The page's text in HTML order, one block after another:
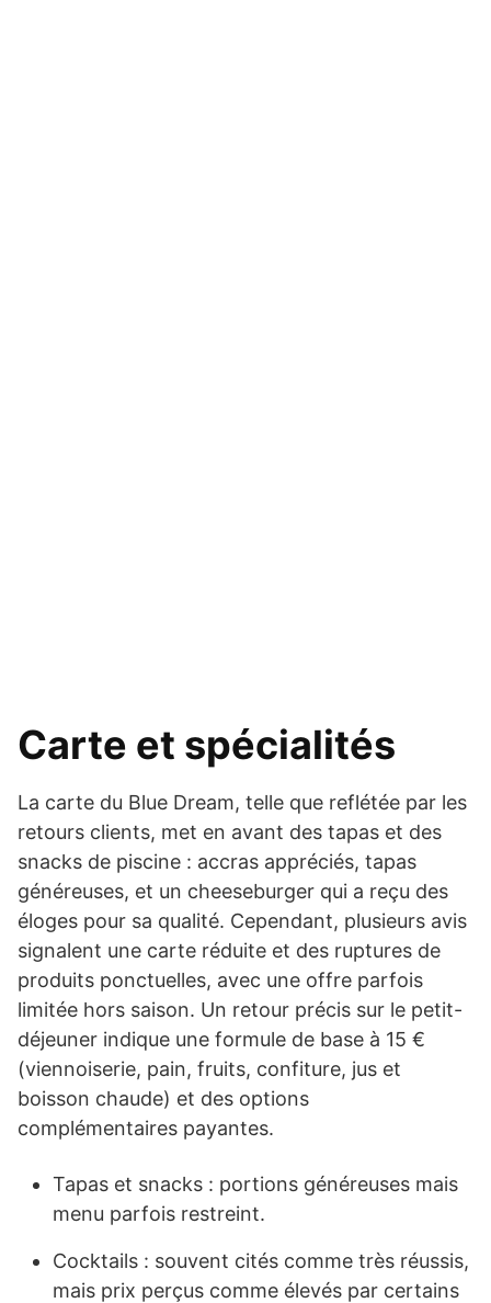
Carte et spécialités
La carte du Blue Dream, telle que reflétée par les
retours clients, met en avant des tapas et des
snacks de piscine : accras appréciés, tapas
généreuses, et un cheeseburger qui a reçu des
éloges pour sa qualité. Cependant, plusieurs avis
signalent une carte réduite et des ruptures de
produits ponctuelles, avec une offre parfois
limitée hors saison. Un retour précis sur le petit-
déjeuner indique une formule de base à 15 €
(viennoiserie, pain, fruits, confiture, jus et
boisson chaude) et des options
complémentaires payantes.
Tapas et snacks : portions généreuses mais
menu parfois restreint.
Cocktails : souvent cités comme très réussis,
mais prix perçus comme élevés par certains